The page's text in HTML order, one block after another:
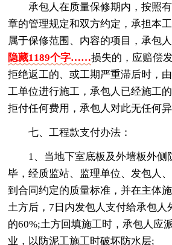
承包人在质量保修期内，按照
章的管理规定和双方约定，承担本
属于保修范围、内容的项目，承包
隐藏1189个字……损失的，应赔偿
拒绝返工的、或工期严重滞后时，
工单位进行施工，承包人已经施工
拒付任何费用，承包人对此无任何异
七、工程款支付办法：
1、当地下室底板及外墙板外侧
毕，经质监站、监理单位、发包人
到合同约定的质量标准，并在主体
土方后，7日内发包人支付给承包人
的60%;土方回填施工时，承包人应
业，以防泥工施工时破坏防水层;